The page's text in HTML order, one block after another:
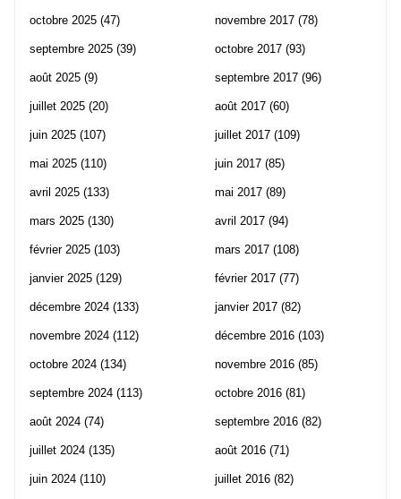
octobre 2025 (47)
septembre 2025 (39)
août 2025 (9)
juillet 2025 (20)
juin 2025 (107)
mai 2025 (110)
avril 2025 (133)
mars 2025 (130)
février 2025 (103)
janvier 2025 (129)
décembre 2024 (133)
novembre 2024 (112)
octobre 2024 (134)
septembre 2024 (113)
août 2024 (74)
juillet 2024 (135)
juin 2024 (110)
novembre 2017 (78)
octobre 2017 (93)
septembre 2017 (96)
août 2017 (60)
juillet 2017 (109)
juin 2017 (85)
mai 2017 (89)
avril 2017 (94)
mars 2017 (108)
février 2017 (77)
janvier 2017 (82)
décembre 2016 (103)
novembre 2016 (85)
octobre 2016 (81)
septembre 2016 (82)
août 2016 (71)
juillet 2016 (82)